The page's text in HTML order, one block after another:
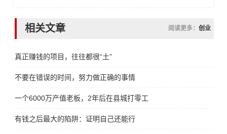
相关文章 阅读更多： 创业
真正赚钱的项目，往往都很“土”
不要在错误的时间，努力做正确的事情
一个6000万产值老板，2年后在县城打零工
有钱之后最大的陷阱：证明自己还能行